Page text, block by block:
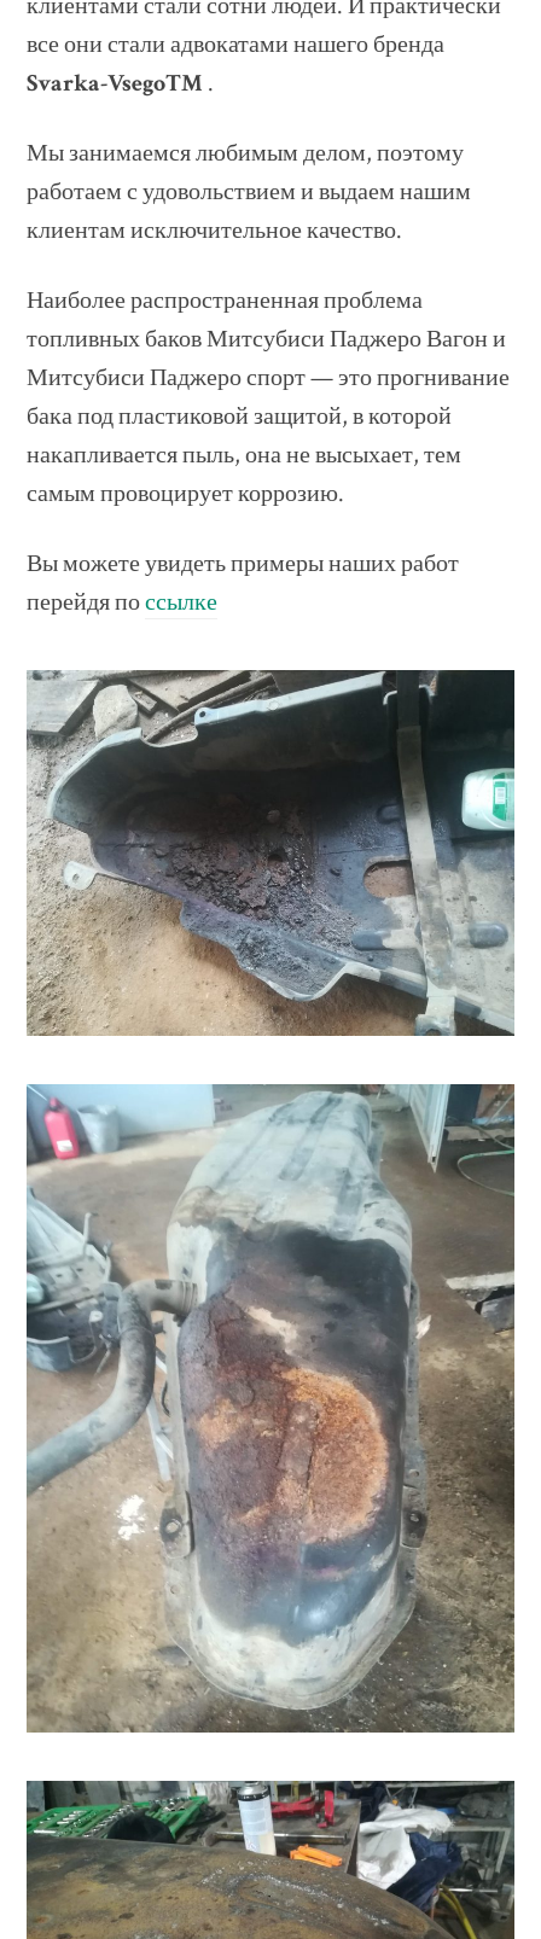
все они стали адвокатами нашего бренда
Svarka-Vsego™ .
Мы занимаемся любимым делом, поэтому
работаем с удовольствием и выдаем нашим
клиентам исключительное качество.
Наиболее распространенная проблема
топливных баков Митсубиси Паджеро Вагон и
Митсубиси Паджеро спорт — это прогнивание
бака под пластиковой защитой, в которой
накапливается пыль, она не высыхает, тем
самым провоцирует коррозию.
Вы можете увидеть примеры наших работ
перейдя поссылке